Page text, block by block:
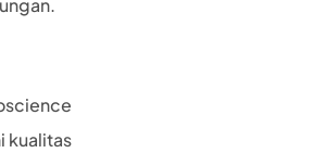
kualitas